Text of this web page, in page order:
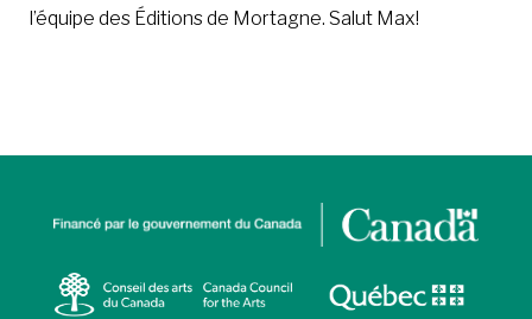
l’équipe des Éditions de Mortagne. Salut Max!